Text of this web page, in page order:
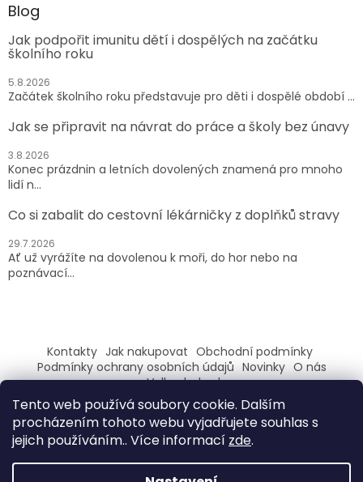
Tento web používá soubory cookie. Dalším
procházením tohoto webu vyjadřujete souhlas s
jejich používáním.. Více informací zde.
Blog
Jak podpořit imunitu dětí i dospělých na začátku
školního roku
5.8.2026
Začátek školního roku představuje pro děti i dospělé období ...
Jak se připravit na návrat do práce a školy bez únavy
3.8.2026
Konec prázdnin a letních dovolených znamená pro mnoho
lidí n...
Co si zabalit do cestovní lékárničky z doplňků stravy
29.7.2026
Ať už vyrážíte na dovolenou k moři, do hor nebo na
poznávací...
Kontakty Jak nakupovat Obchodní podmínky
Podmínky ochrany osobních údajů Novinky O nás
Velkoobchod
ZAREGISTRUJ SE A ZÍSKEJ SLEVU 100,- NA PRVNÍ NÁKUP